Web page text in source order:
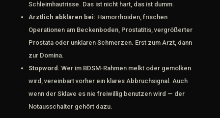
Schleimhautrisse. Das ist nicht hart, das ist dumm.
Ärztlich abklären bei: Hämorrhoiden, frischen
Operationen am Beckenboden, Prostatitis, vergrößerter
Prostata oder unklaren Schmerzen. Erst zum Arzt, dann
zur Domina.
Stopword. Wer im BDSM-Rahmen melkt oder gemolken
wird, vereinbart vorher ein klares Abbruchsignal. Auch
wenn der Sklave es nie freiwillig benutzen wird — der
Notausschalter gehört dazu.